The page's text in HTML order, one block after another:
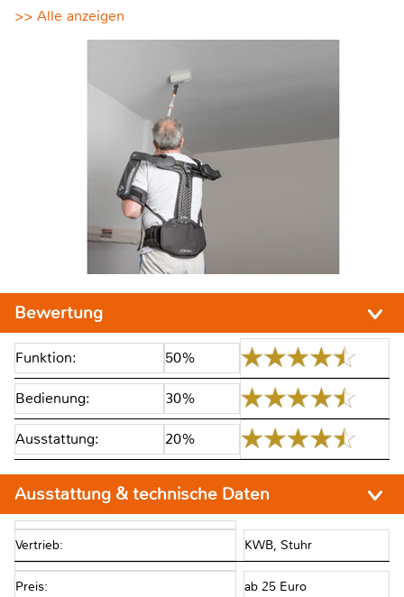
>> Alle anzeigen
Bewertung
Funktion: 50%
Bedienung: 30%
Ausstattung: 20%
Ausstattung & technische Daten
Vertrieb: KWB, Stuhr
Preis: ab 25 Euro